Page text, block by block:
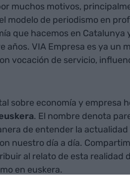
muchos motivos,
modelo de periodismo en
que hacemos en Catalunya
años. VIA Empresa es ya un
vocación de servicio,
sobre economía y empresa
. El nombre denota
de entender la
nuestro día a día.
al relato de esta realidad
en euskera.